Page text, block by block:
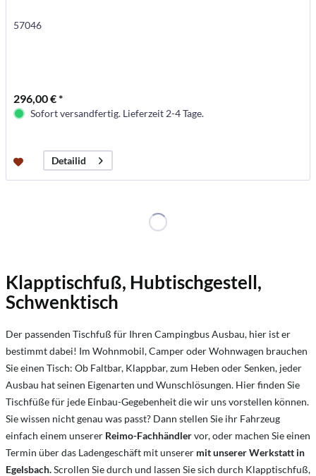
57046
296,00 € *
Sofort versandfertig. Lieferzeit 2-4 Tage.
Detailid
Klapptischfuß, Hubtischgestell,
Schwenktisch
Der passenden Tischfuß für Ihren Campingbus Ausbau, hier ist er
bestimmt dabei! Im Wohnmobil, Camper oder Wohnwagen brauchen
Sie einen Tisch: Ob Faltbar, Klappbar, zum Heben oder Senken, jeder
Ausbau hat seinen Eigenarten und Wunschlösungen. Hier finden Sie
Tischfüße für jede Einbau-Gegebenheit die wir uns vorstellen können.
Sie wissen nicht genau was passt? Dann stellen Sie ihr Fahrzeug
einfach einem unserer Reimo-Fachhändlervor, oder machen Sie einen
Termin über das Ladengeschäft mit unserer mit unserer Werkstatt in
Egelsbach.Scrollen Sie durch und lassen Sie sich durch Klapptischfuß,